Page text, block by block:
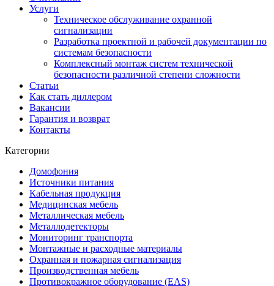
Услуги
Техническое обслуживание охранной
сигнализации
Разработка проектной и рабочей документации по
системам безопасности
Комплексный монтаж систем технической
безопасности различной степени сложности
Статьи
Как стать диллером
Вакансии
Гарантия и возврат
Контакты
Категории
Домофония
Источники питания
Кабельная продукция
Медицинская мебель
Металлическая мебель
Металлодетекторы
Мониторинг транспорта
Монтажные и расходные материалы
Охранная и пожарная сигнализация
Производственная мебель
Противокражное оборудование (EAS)